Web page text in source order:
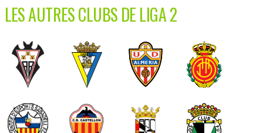
LES AUTRES CLUBS DE LIGA 2